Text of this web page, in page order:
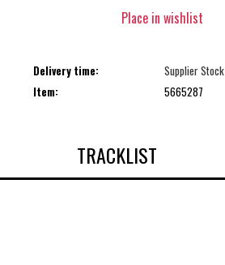
Place in wishlist
Delivery time:
Supplier Stock
Item:
5665287
TRACKLIST